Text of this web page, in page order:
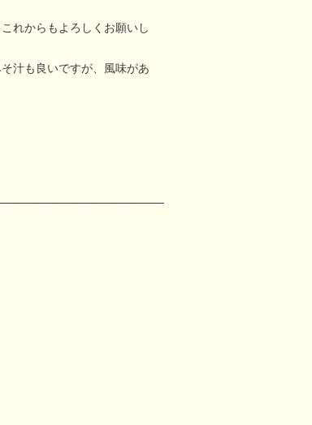
れからもよろしくお願いし
汁も良いですが、風味があ